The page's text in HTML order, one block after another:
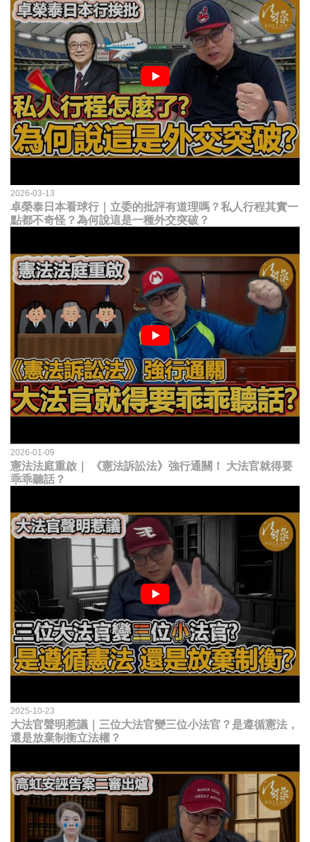
2026-03-13
卓榮泰日本看球行｜立委的批評有道理嗎？私人行程其實一
點都不奇怪？為何說這是一種外交突破？
2026-01-09
憲法法庭重啟｜ 《憲法訴訟法》強行通關！ 大法官就得要
乖乖聽話？
2025-10-23
大法官聲明惹議｜三位大法官變三位小法官？是遵循憲法，
還是放棄制衡立法權？